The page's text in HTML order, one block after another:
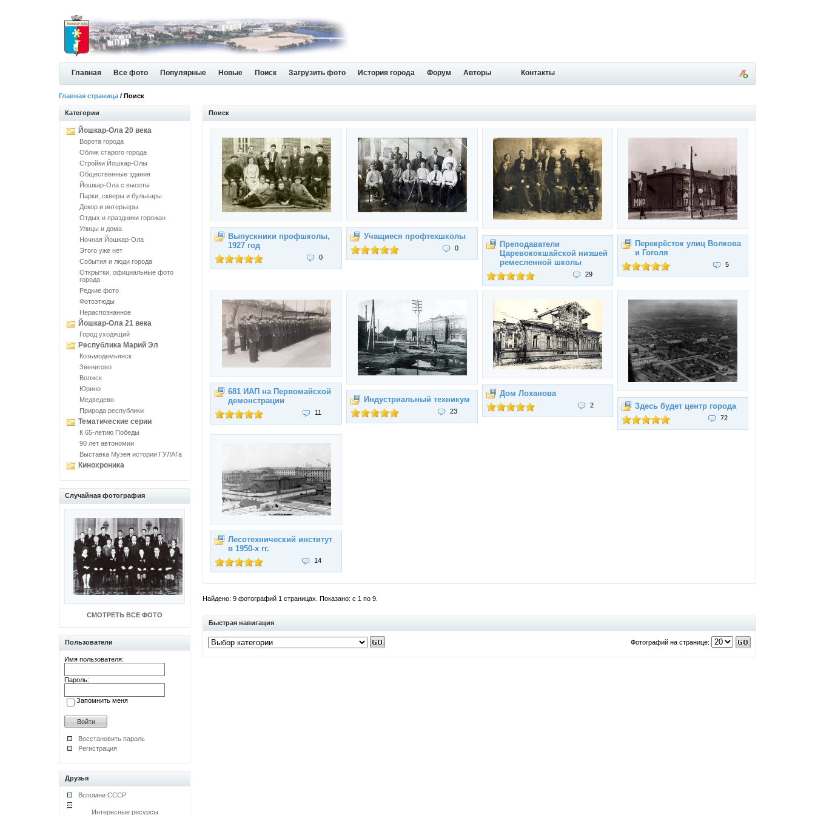
Главная Все фото Популярные Новые Поиск Загрузить фото История города Форум Авторы Контакты
Главная страница / Поиск
Категории
Йошкар-Ола 20 века
Ворота города
Облик старого города
Стройки Йошкар-Олы
Общественные здания
Йошкар-Ола с высоты
Парки, скверы и бульвары
Декор и интерьеры
Отдых и праздники горожан
Улицы и дома
Ночная Йошкар-Ола
Этого уже нет
События и люди города
Открытки, официальные фото
города
Редкие фото
Фотоэтюды
Нераспознанное
Йошкар-Ола 21 века
Город уходящий
Республика Марий Эл
Козьмодемьянск
Звенигово
Волжск
Юрино
Медведево
Природа республики
Тематические серии
К 65-летию Победы
90 лет автономии
Выставка Музея истории ГУЛАГа
Кинохроника
Случайная фотография
СМОТРЕТЬ ВСЕ ФОТО
Пользователи
Имя пользователя:
Пароль:
Запомнить меня
Восстановить пароль
Регистрация
Друзья
Вспомни СССР
Интересные ресурсы
Поиск
Выпускники профшколы,
1927 год
0
Учащиеся профтехшколы
0
Преподаватели
Царевококшайской низшей
ремесленной школы
29
Перекрёсток улиц Волкова
и Гоголя
5
681 ИАП на Первомайской
демонстрации
11
Индустриальный техникум
23
Дом Лоханова
2 Здесь будет центр города
72
Лесотехнический институт
в 1950-х гг.
14
Найдено: 9 фотографий 1 страницах. Показано: с 1 по 9.
Быстрая навигация
Фотографий на странице: